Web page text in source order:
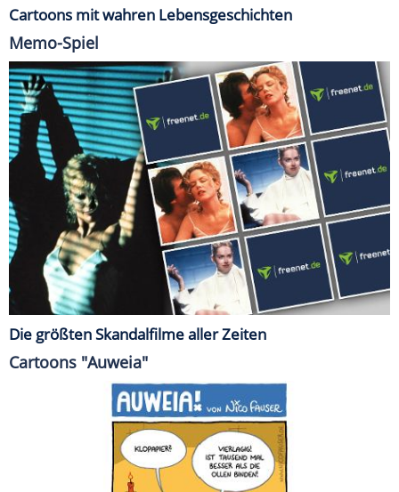
Cartoons mit wahren Lebensgeschichten
Memo-Spiel
Die größten Skandalfilme aller Zeiten
Cartoons "Auweia"